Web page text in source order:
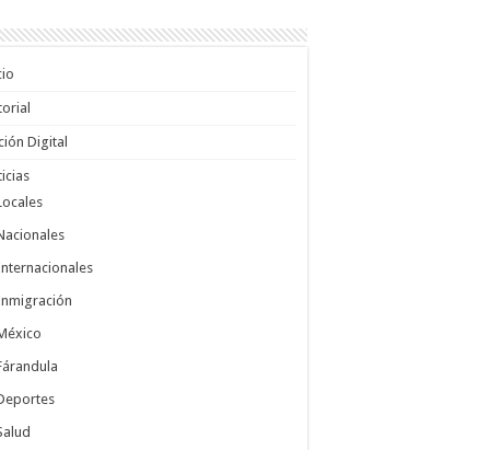
Digital